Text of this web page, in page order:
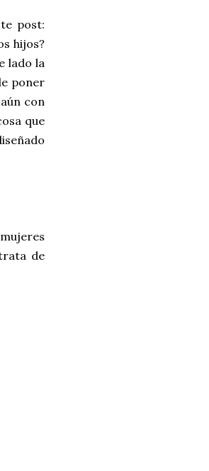
post:
hijos?
lado la
poner
con
que
de